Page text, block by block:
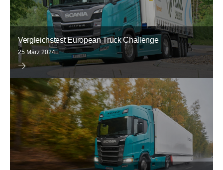
Vergleichstest European Truck Challenge
25 März 2024